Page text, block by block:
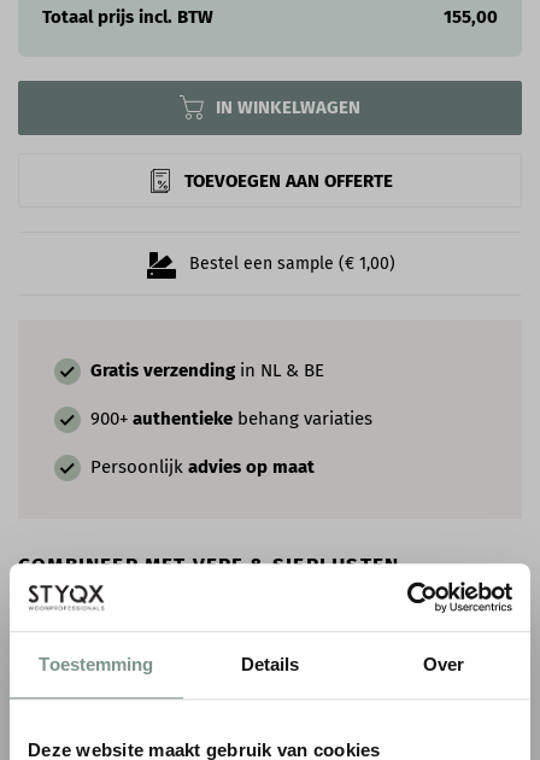
Toestemming Details Over
Deze website maakt gebruik van cookies
Gratis verzending in NL & BE
900+ authentieke behang variaties
Persoonlijk advies op maat
COMBINEER MET VERF & SIERLIJSTEN
Totaal prijs incl. BTW
155,00
Bestel een sample (€ 1,00)
IN WINKELWAGEN
TOEVOEGEN AAN OFFERTE